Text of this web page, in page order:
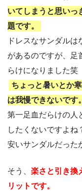
いてしまうと思いっ
題です。
ドレスなサンダル
があるのですが、足
らけになりました笑
ちょっと暑いとか
は我慢できないです。
第一足血だらけの人
したくないですよね
安いサンダルだった
そう、 楽さと引き換
リットです。